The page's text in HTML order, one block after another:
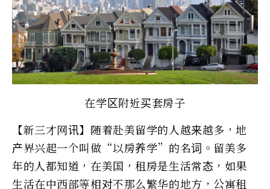
在学区附近买套房子
【新三才网讯】 随着赴美留学的人越来越多，地
产界兴起一个叫做“以房养学”的名词。留美多
年的人都知道，在美国，租房是生活常态，如果
生活在中西部等相对不那么繁华的地方，公寓租